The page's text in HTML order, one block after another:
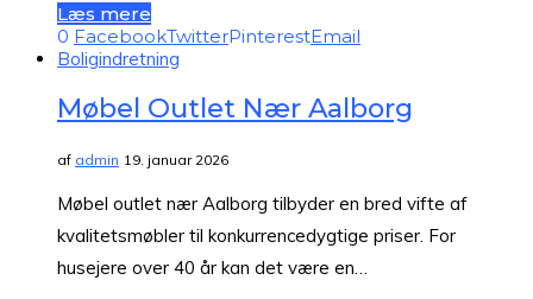
Læs mere
0 FacebookTwitterPinterestEmail
Boligindretning
Møbel Outlet Nær Aalborg
af admin 19. januar 2026
Møbel outlet nær Aalborg tilbyder en bred vifte af
kvalitetsmøbler til konkurrencedygtige priser. For
husejere over 40 år kan det være en…